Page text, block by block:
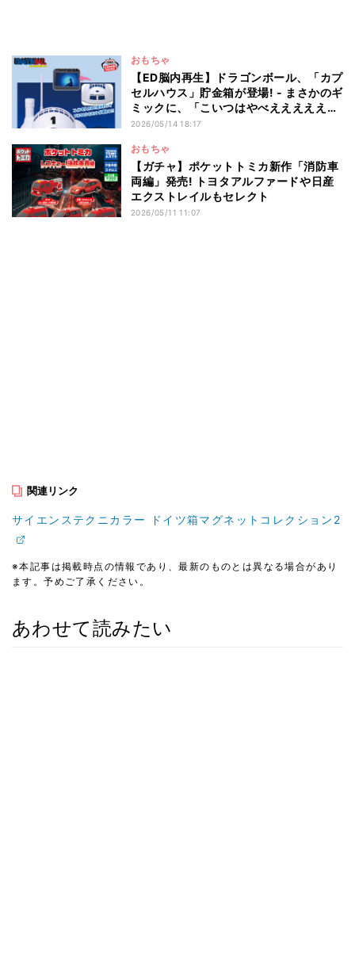
おもちゃ
【ED脳内再生】ドラゴンボール、「カプ
セルハウス」貯金箱が登場! - まさかのギ
ミックに、「こいつはやべええええええ
え」「EDが脳内再生される(笑)」と話題
2026/05/14 18:17
おもちゃ
【ガチャ】ポケットトミカ新作「消防車
両編」発売! トヨタアルファードや日産
エクストレイルもセレクト
2026/05/11 11:07
関連リンク
サイエンステクニカラー ドイツ箱マグネットコレクション2
※本記事は掲載時点の情報であり、最新のものとは異なる場合があり
ます。予めご了承ください。
あわせて読みたい